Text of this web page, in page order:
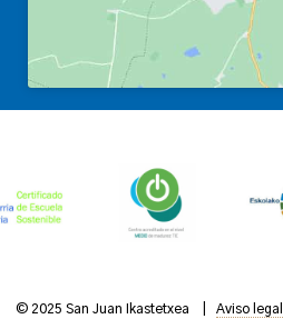
© 2025 San Juan Ikastetxea | Aviso legal